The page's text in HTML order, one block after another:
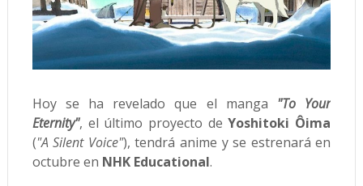
Hoy se ha revelado que el manga "To Your
Eternity", el último proyecto deYoshitoki Ôima
("A Silent Voice"), tendrá anime y se estrenará en
octubre en NHK Educational.